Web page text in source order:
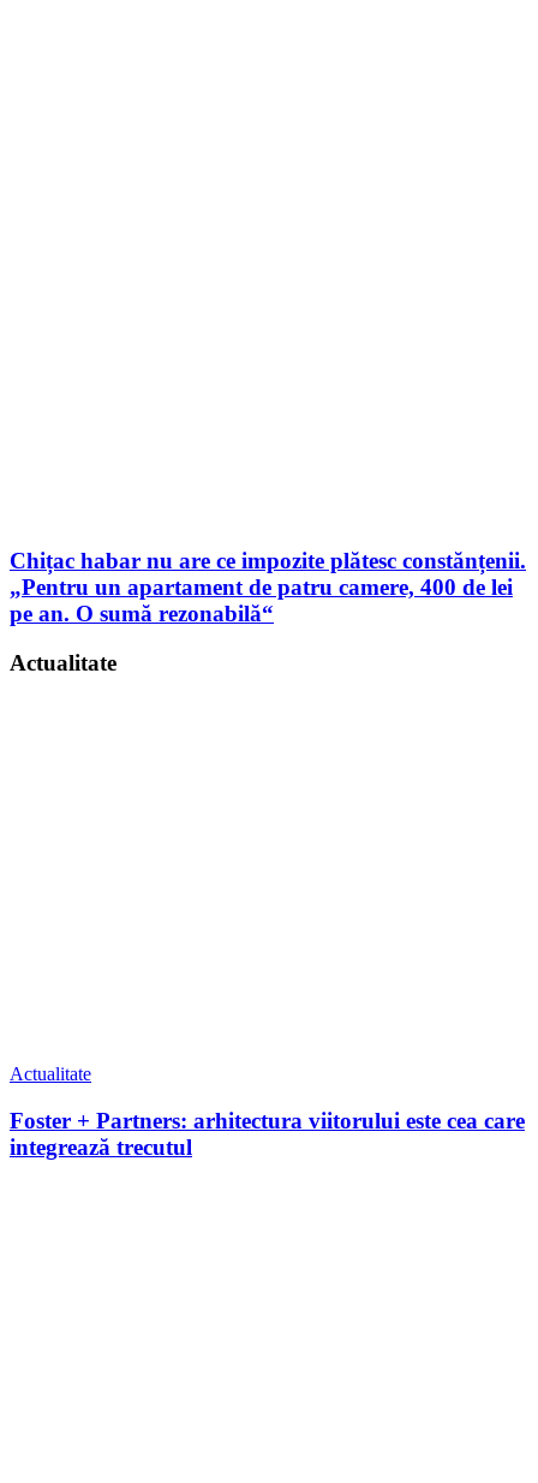
Chițac habar nu are ce impozite plătesc constănțenii.
„Pentru un apartament de patru camere, 400 de lei
pe an. O sumă rezonabilă“
Actualitate
Actualitate
Foster + Partners: arhitectura viitorului este cea care
integrează trecutul